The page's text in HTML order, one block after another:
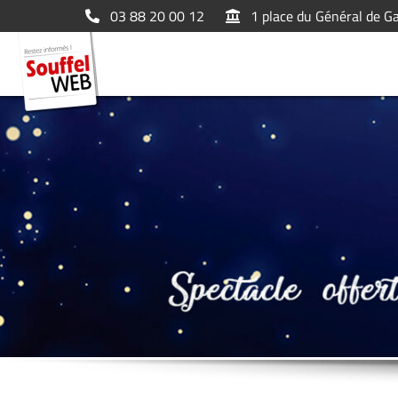
03 88 20 00 12 1 place du Général de